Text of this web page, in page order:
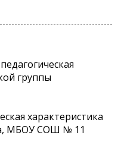
группы
характеристика
МБОУ СОШ № 11